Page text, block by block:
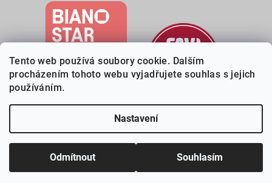
Tento web používá soubory cookie. Dalším
procházením tohoto webu vyjadřujete souhlas s jejich
používáním.
Nastavení
Odmítnout Souhlasím
nastavení cookies
Vytvořil Shoptet